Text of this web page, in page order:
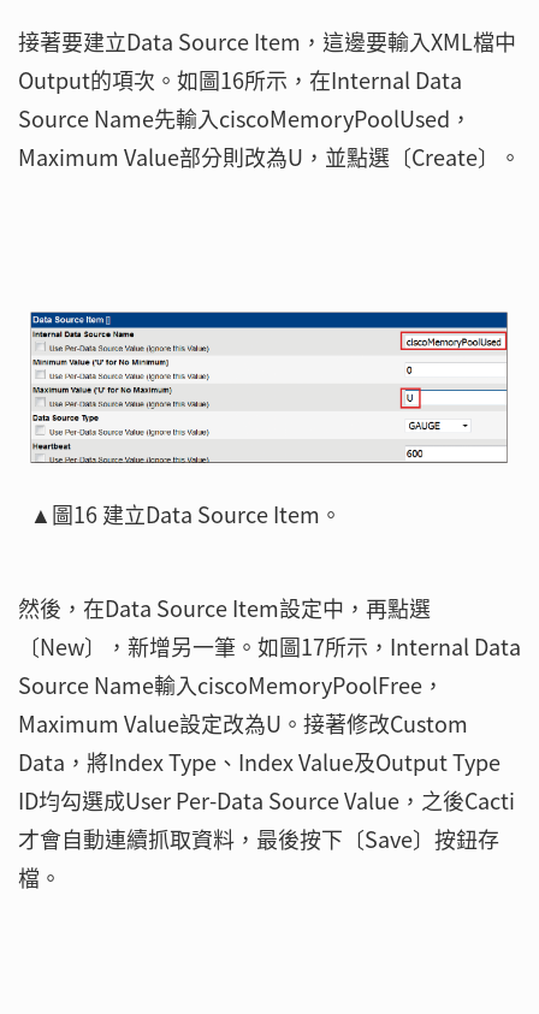
接著要建立Data Source Item，這邊要輸入XML檔中
Output的項次。如圖16所示，在Internal Data
Source Name先輸入ciscoMemoryPoolUsed，
Maximum Value部分則改為U，並點選〔Create〕。
▲圖16 建立Data Source Item。
然後，在Data Source Item設定中，再點選
〔New〕，新增另一筆。如圖17所示，Internal Data
Source Name輸入ciscoMemoryPoolFree，
Maximum Value設定改為U。接著修改Custom
Data，將Index Type、Index Value及Output Type
ID均勾選成User Per-Data Source Value，之後Cacti
才會自動連續抓取資料，最後按下〔Save〕按鈕存
檔。